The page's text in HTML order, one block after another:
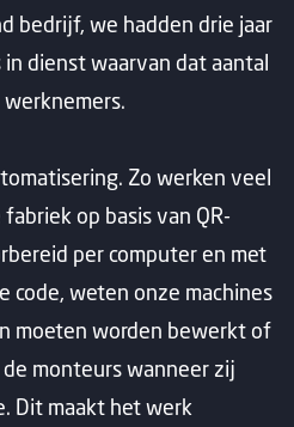
bedrijf, we hadden drie jaar
dienst waarvan dat aantal
Zo werken veel
op basis van QR-
per computer en met
code, weten onze machines
moeten worden bewerkt of
monteurs wanneer zij
Dit maakt het werk